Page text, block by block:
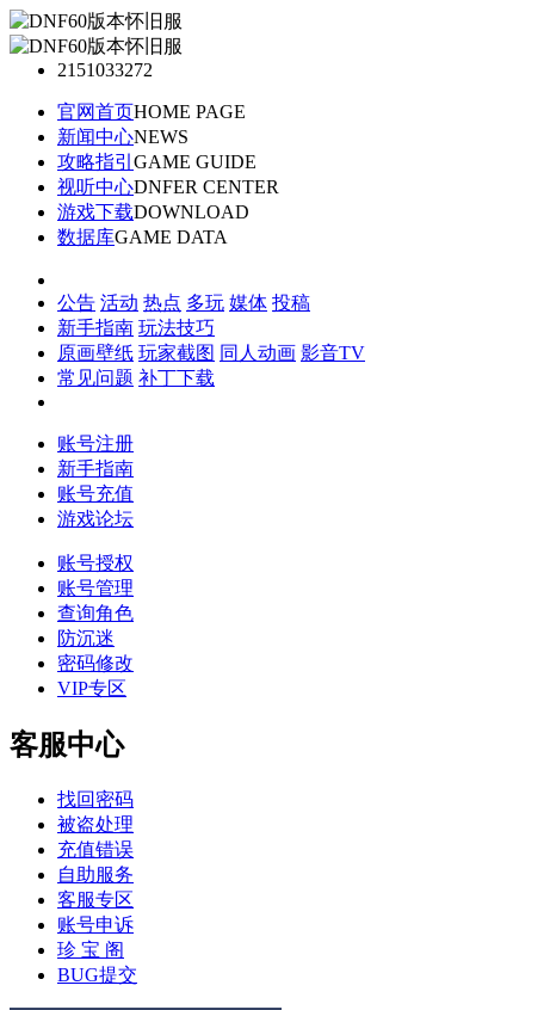
2151033272
官网首页HOME PAGE
新闻中心NEWS
攻略指引 GAME GUIDE
视听中心DNFER CENTER
游戏下载DOWNLOAD
数据库GAME DATA
公告 活动 热点 多玩 媒体 投稿
新手指南 玩法技巧
原画壁纸 玩家截图 同人动画 影音TV
常见问题 补丁下载
账号注册
新手指南
账号充值
游戏论坛
账号授权
账号管理
查询角色
防沉迷
密码修改
VIP专区
客服中心
找回密码
被盗处理
充值错误
自助服务
客服专区
账号申诉
珍 宝 阁
BUG提交